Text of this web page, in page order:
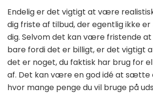
Endelig er det vigtigt at være
dig friste af tilbud, der egentlig ikke
dig. Selvom det kan være fristende
bare fordi det er billigt, er det vigtigt
det er noget, du faktisk har brug for
af. Det kan være en god idé at sætte
hvor mange penge du vil bruge på